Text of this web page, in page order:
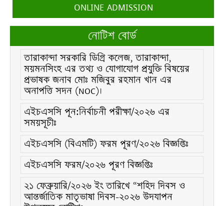
ONLINE ADMISSION
নোটিশ বোর্ড
তারাকান্দা সরকারি ডিগ্রি কলেজ, তারাকান্দা,
ময়মনসিংহ এর তথ্য ও যোগাযোগ প্রযুক্তি বিষয়ের
প্রভাষক জনাব মোঃ মজিবুর রহমান খান এর
অনাপত্তি সদন (NOC)।
এইচএসসি পূন:নির্বাচনী পরীক্ষা/২০২৬ এর
সময়সূচীঃ
এইচএসসি (বিএমটি) ফরম পূরণ/২০২৬ বিজ্ঞপ্তিঃ
এইচএসসি ফরম/২০২৬ পূরণ বিজ্ঞপ্তিঃ
২১ ফেব্রুয়ারি/২০২৬ ইং তারিখে “শহিদ দিবস ও
আন্তর্জাতিক মাতৃভাষা দিবস-২০২৬ উদযাপন
উপলক্ষ্যে নোটিশঃ
কলেজ বন্ধ সংক্রান্ত নোটিশঃ